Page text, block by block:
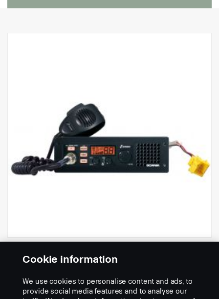
3004e-R VOX 12/24
Part Description:
Cookie information
We use cookies to personalise content and ads, to
provide social media features and to analyse our